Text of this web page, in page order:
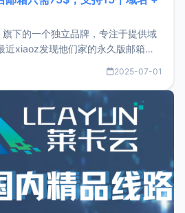
下的一个独立品牌，专注于提供域
近xiaoz发现他们家的永久版邮箱服
尝试一下 NameCrane。注册
不支持直接注册，必须要购买
2025-07-01